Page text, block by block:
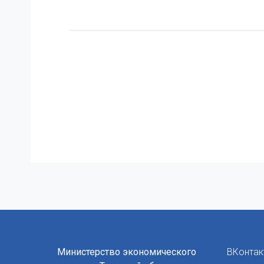
Министерство экономического